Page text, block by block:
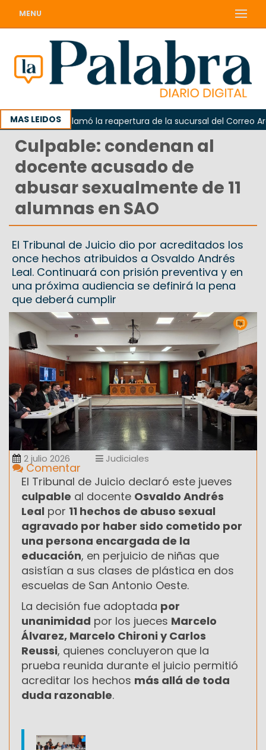
MENU
MAS LEIDOS
Odarda reclamó la reapertura de la sucursal del Correo
Culpable: condenan al
docente acusado de
abusar sexualmente de 11
alumnas en SAO
El Tribunal de Juicio dio por acreditados los
once hechos atribuidos a Osvaldo Andrés
Leal. Continuará con prisión preventiva y en
una próxima audiencia se definirá la pena
que deberá cumplir
2 julio 2026 Judiciales
Comentar
El Tribunal de Juicio declaró este jueves
culpable al docente Osvaldo Andrés
Leal por 11 hechos de abuso sexual
agravado por haber sido cometido por
una persona encargada de la
educación, en perjuicio de niñas que
asistían a sus clases de plástica en dos
escuelas de San Antonio Oeste.
La decisión fue adoptada por
unanimidad por los jueces Marcelo
Álvarez, Marcelo Chironi y Carlos
Reussi, quienes concluyeron que la
prueba reunida durante el juicio permitió
acreditar los hechos más allá de toda
duda razonable.